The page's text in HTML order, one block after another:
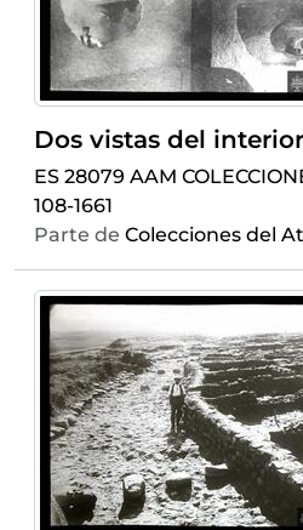
ES 28079 AAM
108-1661
Parte de Colecciones del